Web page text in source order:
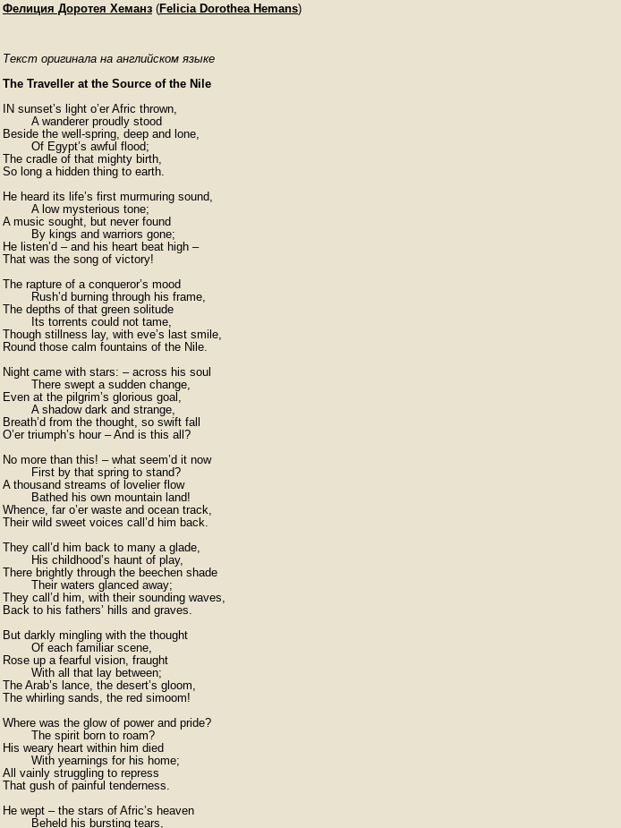
Фелиция Доротея Хеманз (Felicia Dorothea Hemans)
Текст оригинала на английском языке
The Traveller at the Source of the Nile
IN sunset’s light o’er Afric thrown,
Beside the well-spring, deep and lone,
The cradle of that mighty birth,
So long a hidden thing to earth.
He heard its life’s first murmuring sound,
A music sought, but never found
He listen’d – and his heart beat high –
That was the song of victory!
The rapture of a conqueror’s mood
The depths of that green solitude
Though stillness lay, with eve’s last smile,
Round those calm fountains of the Nile.
Night came with stars: – across his soul
Even at the pilgrim’s glorious goal,
Breath’d from the thought, so swift fall
O’er triumph’s hour – And is this all?
No more than this! – what seem’d it now
A thousand streams of lovelier flow
Whence, far o’er waste and ocean track,
Their wild sweet voices call’d him back.
They call’d him back to many a glade,
There brightly through the beechen shade
They call’d him, with their sounding waves,
Back to his fathers’ hills and graves.
But darkly mingling with the thought
Rose up a fearful vision, fraught
The Arab’s lance, the desert’s gloom,
The whirling sands, the red simoom!
Where was the glow of power and pride?
His weary heart within him died
All vainly struggling to repress
That gush of painful tenderness.
He wept – the stars of Afric’s heaven